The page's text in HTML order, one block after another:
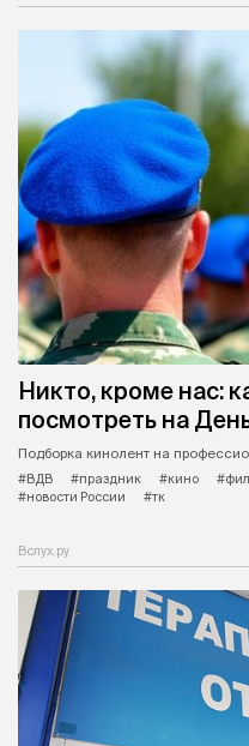
Никто, кроме нас:
посмотреть на
Подборка кинолент на
#ВДВ
#праздник #кино
#новости России
#тк
Вслух.ру